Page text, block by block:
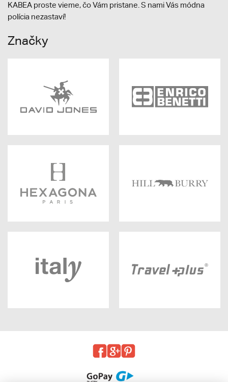
KABEA proste vieme, čo Vám pristane. S nami Vás módna
polícia nezastaví!
Značky